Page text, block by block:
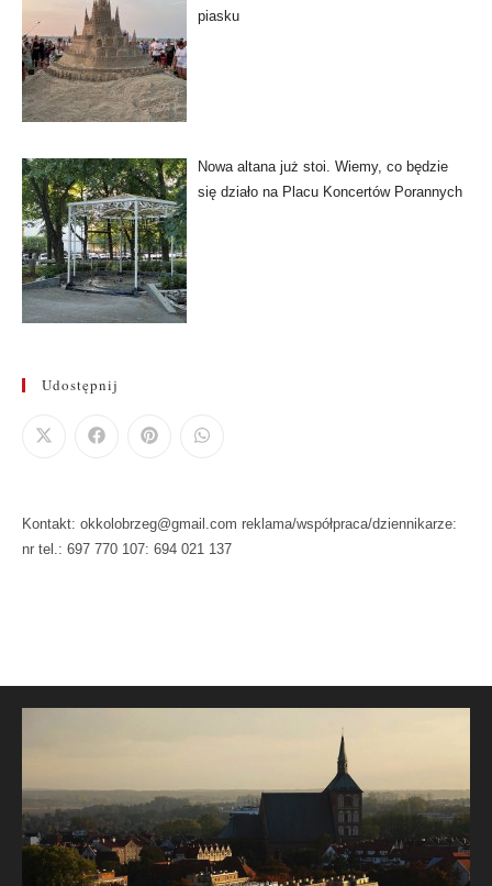
piasku
Nowa altana już stoi. Wiemy, co będzie
się działo na Placu Koncertów Porannych
Udostępnij
Kontakt: okkolobrzeg@gmail.com reklama/współpraca/dziennikarze:
nr tel.: 697 770 107: 694 021 137